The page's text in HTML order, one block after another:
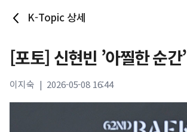
K-Topic 상세
[포토] 신현빈 ’아찔한 순간’
이지숙 | 2026-05-08 16:44